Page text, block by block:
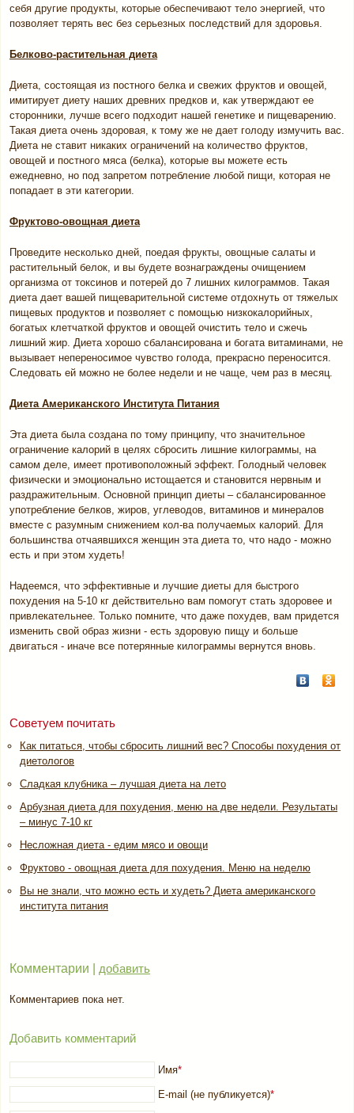
себя другие продукты, которые обеспечивают тело энергией, что
позволяет терять вес без серьезных последствий для здоровья.
Белково-растительная диета
Диета, состоящая из постного белка и свежих фруктов и овощей,
имитирует диету наших древних предков и, как утверждают ее
сторонники, лучше всего подходит нашей генетике и пищеварению.
Такая диета очень здоровая, к тому же не дает голоду измучить вас.
Диета не ставит никаких ограничений на количество фруктов,
овощей и постного мяса (белка), которые вы можете есть
ежедневно, но под запретом потребление любой пищи, которая не
попадает в эти категории.
Фруктово-овощная диета
Проведите несколько дней, поедая фрукты, овощные салаты и
растительный белок, и вы будете вознаграждены очищением
организма от токсинов и потерей до 7 лишних килограммов. Такая
диета дает вашей пищеварительной системе отдохнуть от тяжелых
пищевых продуктов и позволяет с помощью низкокалорийных,
богатых клетчаткой фруктов и овощей очистить тело и сжечь
лишний жир. Диета хорошо сбалансирована и богата витаминами, не
вызывает непереносимое чувство голода, прекрасно переносится.
Следовать ей можно не более недели и не чаще, чем раз в месяц.
Диета Американского Института Питания
Эта диета была создана по тому принципу, что значительное
ограничение калорий в целях сбросить лишние килограммы, на
самом деле, имеет противоположный эффект. Голодный человек
физически и эмоционально истощается и становится нервным и
раздражительным. Основной принцип диеты – сбалансированное
употребление белков, жиров, углеводов, витаминов и минералов
вместе с разумным снижением кол-ва получаемых калорий. Для
большинства отчаявшихся женщин эта диета то, что надо - можно
есть и при этом худеть!
Надеемся, что эффективные и лучшие диеты для быстрого
похудения на 5-10 кг действительно вам помогут стать здоровее и
привлекательнее. Только помните, что даже похудев, вам придется
изменить свой образ жизни - есть здоровую пищу и больше
двигаться - иначе все потерянные килограммы вернутся вновь.
Советуем почитать
Как питаться, чтобы сбросить лишний вес? Cпособы похудения от
диетологов
Сладкая клубника – лучшая диета на лето
Арбузная диета для похудения, меню на две недели. Результаты
– минус 7-10 кг
Несложная диета - едим мясо и овощи
Фруктово - овощная диета для похудения. Меню на неделю
Вы не знали, что можно есть и худеть? Диета американского
института питания
Комментарии | добавить
Комментариев пока нет.
Добавить комментарий
Имя*
E-mail (не публикуется)*